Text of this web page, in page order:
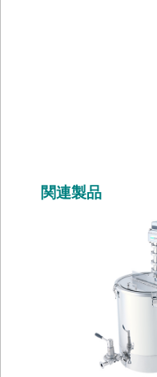
関連製品